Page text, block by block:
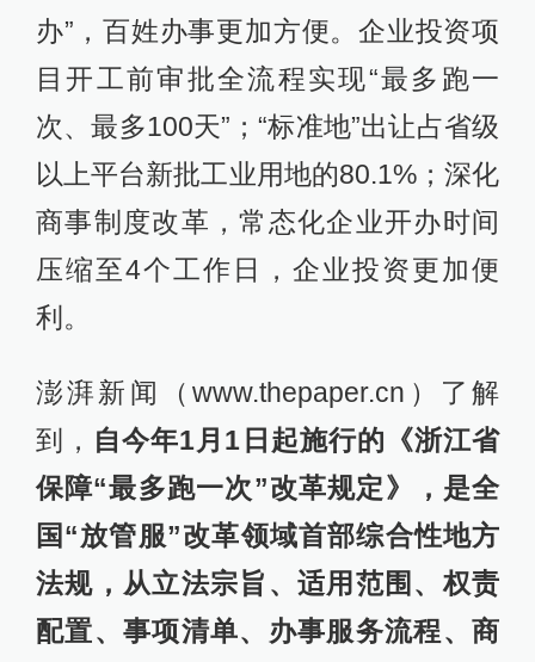
办”，百姓办事更加方便。企业投资项
目开工前审批全流程实现“最多跑一
次、最多100天”；“标准地”出让占省级
以上平台新批工业用地的80.1%；深化
商事制度改革，常态化企业开办时间
压缩至4个工作日，企业投资更加便
利。
澎湃新闻（www.thepaper.cn）了解
到， 自今年1月1日起施行的《浙江省
保障“最多跑一次”改革规定》，是全
国“放管服”改革领域首部综合性地方
法规，从立法宗旨、适用范围、权责
配置、事项清单、办事服务流程、商